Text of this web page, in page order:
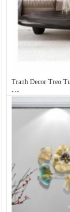
Tranh Decor Treo
Yêu...